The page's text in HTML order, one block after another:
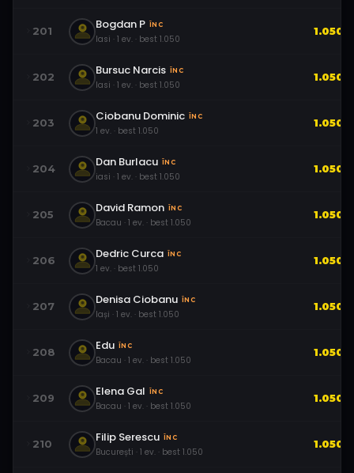
201 Bogdan P ÎNC
Iasi · 1 ev. · best 1.050
1.050
202 Bursuc Narcis ÎNC
Iasi · 1 ev. · best 1.050
1.050
203 Ciobanu Dominic ÎNC
1 ev. · best 1.050
1.050
204 Dan Burlacu ÎNC
iasi · 1 ev. · best 1.050
1.050
205 David Ramon ÎNC
Bacau · 1 ev. · best 1.050
1.050
206 Dedric Curca ÎNC
1 ev. · best 1.050
1.050
207 Denisa Ciobanu ÎNC
Iași · 1 ev. · best 1.050
1.050
208 Edu ÎNC
Bacau · 1 ev. · best 1.050
1.050
209 Elena Gal ÎNC
Bacau · 1 ev. · best 1.050
1.050
210 Filip Serescu ÎNC
București · 1 ev. · best 1.050
1.050